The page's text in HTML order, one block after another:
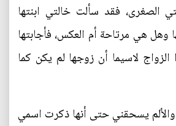
الصغرى، فقد سألت خالتي ابنتها
وهل هي مرتاحة أم العكس، فأجابتها
الزواج لاسيما أن زوجها لم يكن كما
يسحقني حتى أنها ذكرت اسمي